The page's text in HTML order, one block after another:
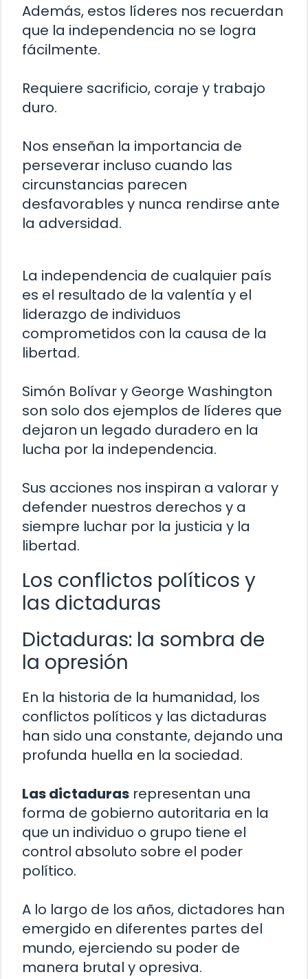
Además, estos líderes nos recuerdan
que la independencia no se logra
fácilmente.
Requiere sacrificio, coraje y trabajo
duro.
Nos enseñan la importancia de
perseverar incluso cuando las
circunstancias parecen
desfavorables y nunca rendirse ante
la adversidad.
La independencia de cualquier país
es el resultado de la valentía y el
liderazgo de individuos
comprometidos con la causa de la
libertad.
Simón Bolívar y George Washington
son solo dos ejemplos de líderes que
dejaron un legado duradero en la
lucha por la independencia.
Sus acciones nos inspiran a valorar y
defender nuestros derechos y a
siempre luchar por la justicia y la
libertad.
Los conflictos políticos y
las dictaduras
Dictaduras: la sombra de
la opresión
En la historia de la humanidad, los
conflictos políticos y las dictaduras
han sido una constante, dejando una
profunda huella en la sociedad.
Las dictaduras representan una
forma de gobierno autoritaria en la
que un individuo o grupo tiene el
control absoluto sobre el poder
político.
A lo largo de los años, dictadores han
emergido en diferentes partes del
mundo, ejerciendo su poder de
manera brutal y opresiva.